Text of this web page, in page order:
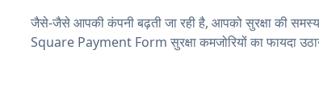
जैसे-जैसे आपकी कंपनी बढ़ती जा रही है, आपको सुरक्षा की
Square Payment Form सुरक्षा कमजोरियों का फायदा